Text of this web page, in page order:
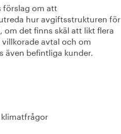
förslag om att
hur avgiftsstrukturen för
det finns skäl att likt flera
avtal och om
även befintliga kunder.
klimatfrågor